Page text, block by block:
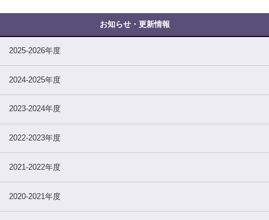
2025-2026年度
2024-2025年度
2023-2024年度
2022-2023年度
2021-2022年度
2020-2021年度